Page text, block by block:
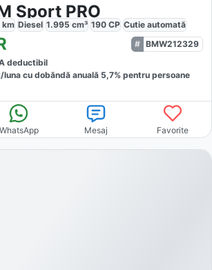
Sport PRO
km Diesel 1.995 cm³ 190 CP Cutie automată
BMW212329
deductibil
lunacu dobăndă anuală 5,7% pentru persoane
WhatsApp Mesaj Favorite